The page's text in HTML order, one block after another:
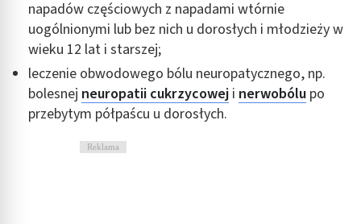
napadów częściowych z napadami wtórnie
uogólnionymi lub bez nich u dorosłych i młodzieży w
wieku 12 lat i starszej;
leczenie obwodowego bólu neuropatycznego, np.
bolesnej neuropatii cukrzycowej i nerwobólu po
przebytym półpaścu u dorosłych.
Reklama